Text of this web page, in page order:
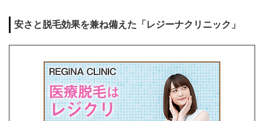
キャンセル料 前日まで無料
安さと脱毛効果を兼ね備えた「レジーナクリニック」